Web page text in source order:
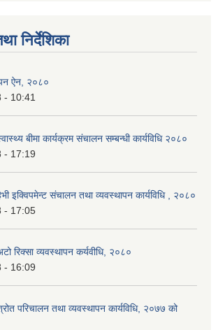
निर्देशिका
ऐन, २०८०
- 10:41
बीमा कार्यक्रम संचालन सम्बन्धी कार्यविधि २०८०
- 17:19
इक्विपमेन्ट संचालन तथा व्यवस्थापन कार्यविधि , २०८०
- 17:05
रिक्सा व्यवस्थापन कर्यवीधि, २०८०
- 16:09
परिचालन तथा व्यवस्थापन कार्यविधि, २०७७ को